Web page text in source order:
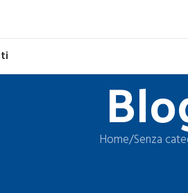
Home Senza
perfetto tra